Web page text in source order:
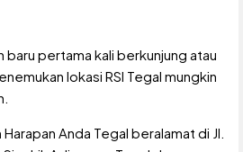
baru pertama kali berkunjung atau
lokasi RSI Tegal mungkin
Harapan Anda Tegal beralamat di Jl.